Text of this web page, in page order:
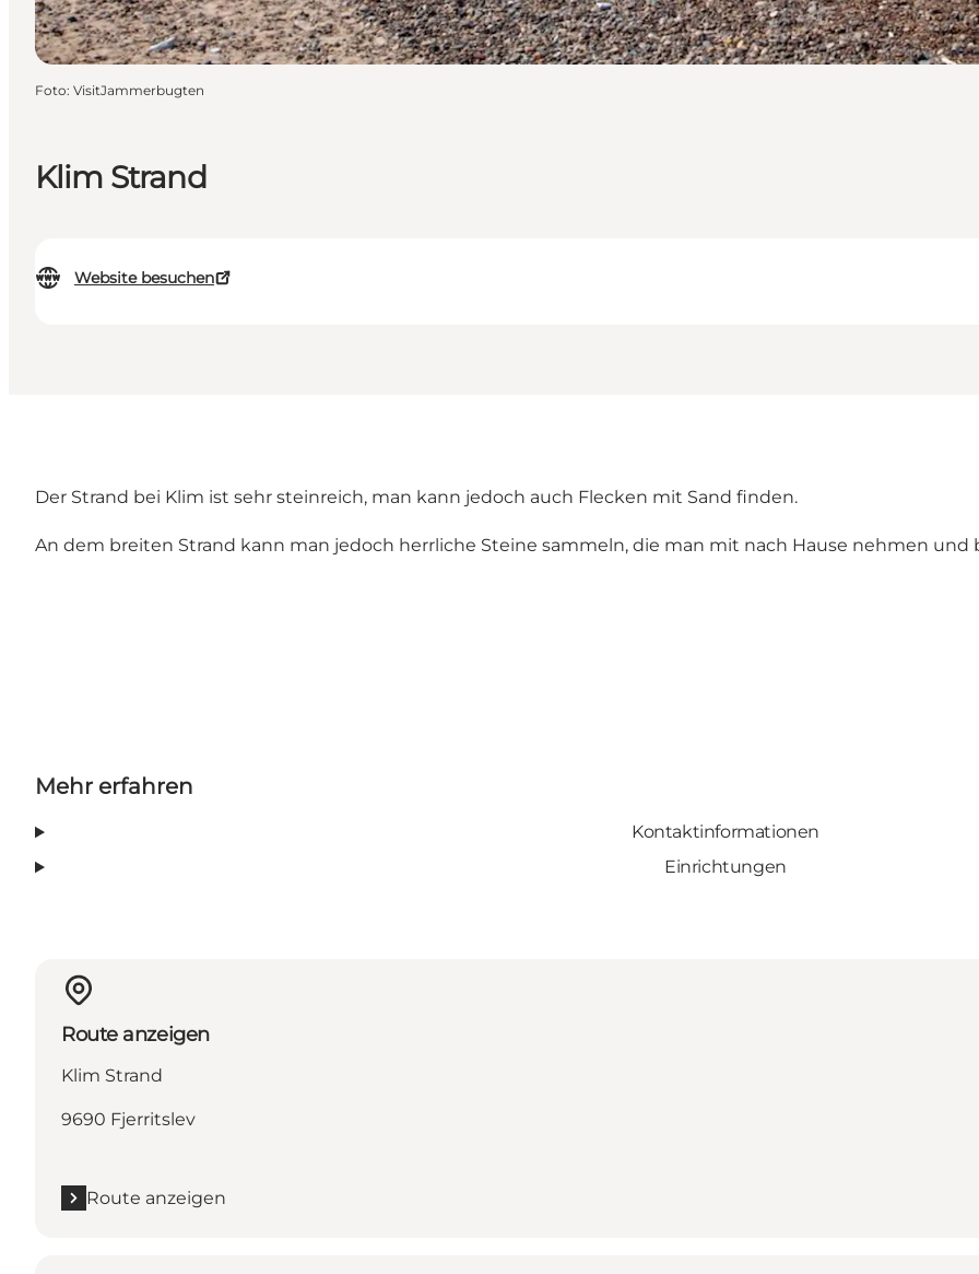
Klim Strand
Website besuchen
Foto: VisitJammerbugten
Der Strand bei Klim ist sehr steinreich, man kann jedoch auch Flecken mit Sand finden.
An dem breiten Strand kann man jedoch herrliche Steine sammeln, die man mit nach Hause nehmen und
Mehr erfahren
Kontaktinformationen
Einrichtungen
Route anzeigen
Klim Strand
9690 Fjerritslev
Route anzeigen